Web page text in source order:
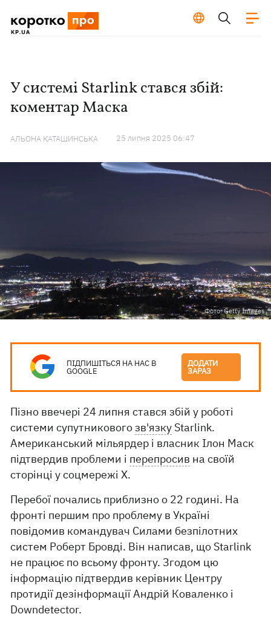
У системі Starlink стався збій:
коментар Маска
АЛЬОНА КАТАШИНСЬКА 25 липня 2025 06:47
Фото: Getty Images
ПІДПИШІТЬСЯ НА НАС В
GOOGLE
ДОДАТИ
ЗАРАЗ
Пізно ввечері 24 липня стався збій у роботі
системи супутниковогозв'язку Starlink.
Американський мільярдер і власник Ілон Маск
підтвердив проблеми і перепросив на своїй
сторінці у соцмережі Х.
Перебої почались приблизно о 22 годині. На
фронті першим про проблему в Україні
повідомив командувач Силами безпілотних
систем Роберт Бровді. Він написав, що Starlink
не працює по всьому фронту. Згодом цю
інформацію підтвердив керівник Центру
протидії дезінформації Андрій Коваленко і
Downdetector.